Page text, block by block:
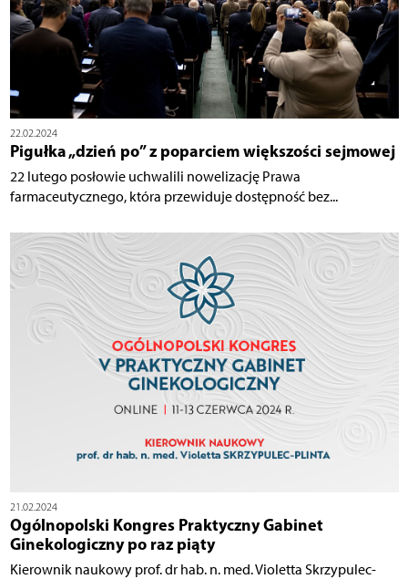
22.02.2024
Pigułka „dzień po” z poparciem większości sejmowej
22 lutego posłowie uchwalili nowelizację Prawa
farmaceutycznego, która przewiduje dostępność bez...
21.02.2024
Ogólnopolski Kongres Praktyczny Gabinet
Ginekologiczny po raz piąty
Kierownik naukowy prof. dr hab. n. med. Violetta Skrzypulec-